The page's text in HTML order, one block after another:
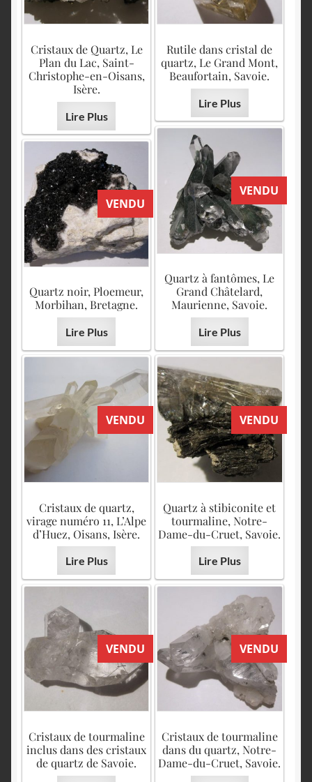
Cristaux de Quartz, Le
Plan du Lac, Saint-
Christophe-en-Oisans,
Isère.
Lire Plus
Rutile dans cristal de
quartz, Le Grand Mont,
Beaufortain, Savoie.
Lire Plus
VENDU
Quartz à fantômes, Le
Grand Châtelard,
Maurienne, Savoie.
Lire Plus
VENDU
Quartz noir, Ploemeur,
Morbihan, Bretagne.
Lire Plus
VENDU
Cristaux de quartz,
virage numéro 11, L’Alpe
d’Huez, Oisans, Isère.
Lire Plus
VENDU
Quartz à stibiconite et
tourmaline, Notre-
Dame-du-Cruet, Savoie.
Lire Plus
VENDU
Cristaux de tourmaline
inclus dans des cristaux
de quartz de Savoie.
VENDU
Cristaux de tourmaline
dans du quartz, Notre-
Dame-du-Cruet, Savoie.